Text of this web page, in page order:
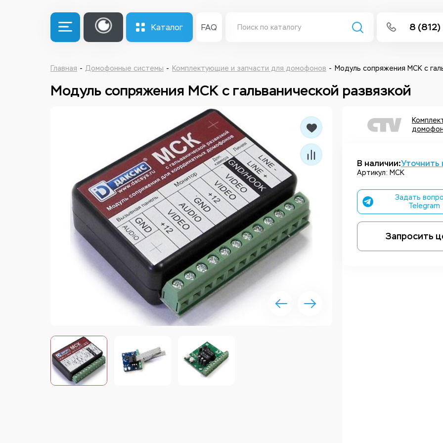
Каталог FAQ 8 (812)
Главная Домофонные системы Комплектующие и запчасти для домофонов Модуль сопряжения МСК с
Модуль сопряжения МСК с гальванической развязкой
В наличии:Уточнить
Артикул: МСК
Задать
Telegram
Запросить